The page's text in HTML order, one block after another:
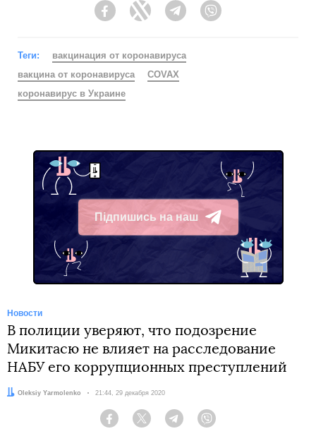
FacebookTwitter Telegram
Теги:
вакцинация от коронавируса
вакцина от коронавируса
COVAX
коронавирус в Украине
Підпишись на наш
Telegram
Новости
В полиции уверяют, что подозрение
Микитасю не влияет на расследование
НАБУ его коррупционных преступлений
Автор:
Oleksiy Yarmolenko Дата:
21:44, 29 декабря 2020
Facebook Twitter Telegram